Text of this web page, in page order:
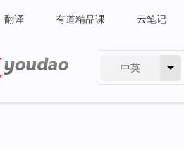
翻译 有道精品课 云笔记
中英